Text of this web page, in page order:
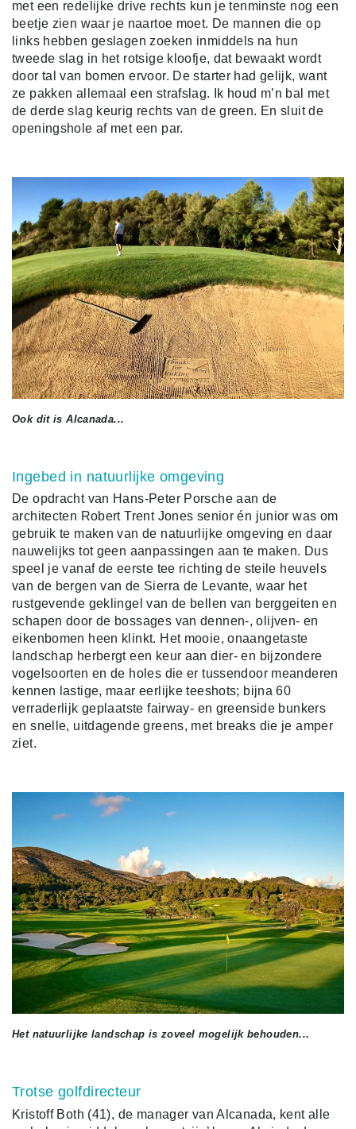
met een redelijke drive rechts kun je tenminste nog een
beetje zien waar je naartoe moet. De mannen die op
links hebben geslagen zoeken inmiddels na hun
tweede slag in het rotsige kloofje, dat bewaakt wordt
door tal van bomen ervoor. De starter had gelijk, want
ze pakken allemaal een strafslag. Ik houd m’n bal met
de derde slag keurig rechts van de green. En sluit de
openingshole af met een par.
Ook dit is Alcanada...
Ingebed in natuurlijke omgeving
De opdracht van Hans-Peter Porsche aan de
architecten Robert Trent Jones senior én junior was om
gebruik te maken van de natuurlijke omgeving en daar
nauwelijks tot geen aanpassingen aan te maken. Dus
speel je vanaf de eerste tee richting de steile heuvels
van de bergen van de Sierra de Levante, waar het
rustgevende geklingel van de bellen van berggeiten en
schapen door de bossages van dennen-, olijven- en
eikenbomen heen klinkt. Het mooie, onaangetaste
landschap herbergt een keur aan dier- en bijzondere
vogelsoorten en de holes die er tussendoor meanderen
kennen lastige, maar eerlijke teeshots; bijna 60
verraderlijk geplaatste fairway- en greenside bunkers
en snelle, uitdagende greens, met breaks die je amper
ziet.
Het natuurlijke landschap is zoveel mogelijk behouden...
Trotse golfdirecteur
Kristoff Both (41), de manager van Alcanada, kent alle